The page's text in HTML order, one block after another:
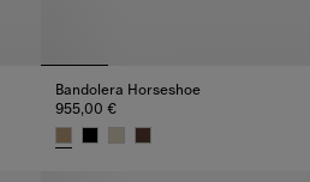
Bandolera Horseshoe
955,00 €